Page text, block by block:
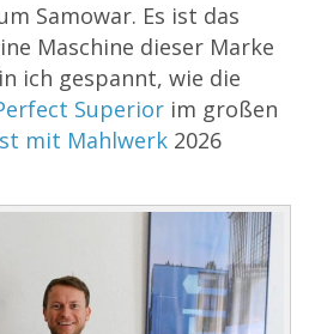
Samowar. Es ist das
Maschine dieser Marke
ich gespannt, wie die
Superior im großen
mit Mahlwerk 2026